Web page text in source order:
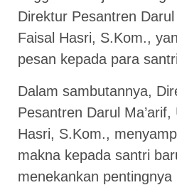
Direktur Pesantren
Faisal Hasri, S.Kom.,
pesan kepada para
Dalam sambutannya,
Pesantren Darul
Hasri, S.Kom.,
makna kepada santri
menekankan pentingnya